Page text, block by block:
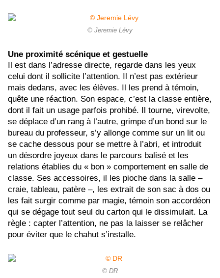
© Jeremie Lévy
Une proximité scénique et gestuelle
Il est dans l’adresse directe, regarde dans les yeux
celui dont il sollicite l’attention. Il n’est pas extérieur
mais dedans, avec les élèves. Il les prend à témoin,
quête une réaction. Son espace, c’est la classe entière,
dont il fait un usage parfois prohibé. Il tourne, virevolte,
se déplace d’un rang à l’autre, grimpe d’un bond sur le
bureau du professeur, s’y allonge comme sur un lit ou
se cache dessous pour se mettre à l’abri, et introduit
un désordre joyeux dans le parcours balisé et les
relations établies du « bon » comportement en salle de
classe. Ses accessoires, il les pioche dans la salle –
craie, tableau, patère –, les extrait de son sac à dos ou
les fait surgir comme par magie, témoin son accordéon
qui se dégage tout seul du carton qui le dissimulait. La
règle : capter l’attention, ne pas la laisser se relâcher
pour éviter que le chahut s’installe.
© DR